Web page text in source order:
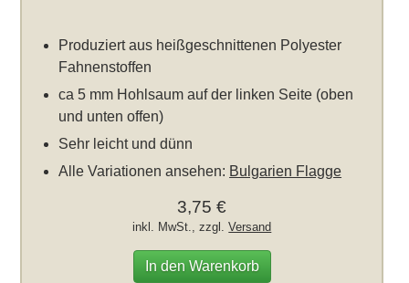
Produziert aus heißgeschnittenen Polyester
Fahnenstoffen
ca 5 mm Hohlsaum auf der linken Seite (oben
und unten offen)
Sehr leicht und dünn
Alle Variationen ansehen: Bulgarien Flagge
3,75 €
inkl. MwSt., zzgl.Versand
In den Warenkorb